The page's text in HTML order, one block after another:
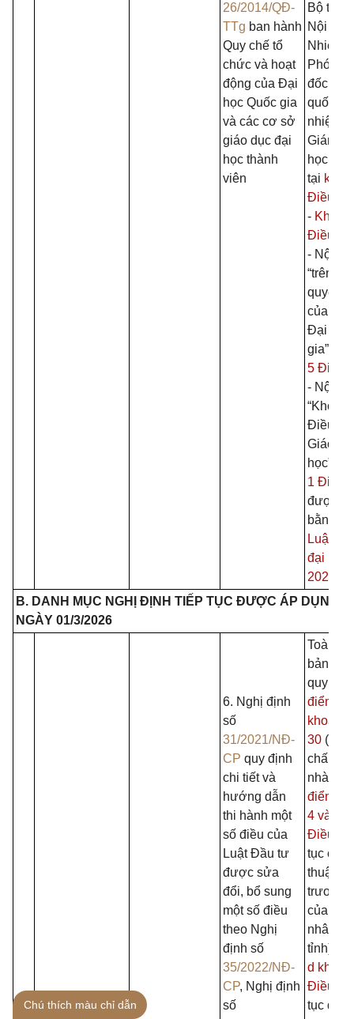
26/2014/QĐ-
TTg ban hành
Quy chế tổ
chức và hoạt
động của Đại
học Quốc gia
và các cơ sở
giáo dục đại
học thành
viên
Bộ
Nội vụ.
Nhiệm
Phó
đốc Đại
quốc
nhiệm
Giám
học
tại
Điều 6.
- Khoản
Điều 6.
- Nội
“trên
quyết
của Hội
Đại học
gia” tại
5 Điều
- Nội
“Khoản
Điều 19
Giáo
học”
1 Điều 9
được
bằng
Luật
đại học
2025
B. DANH MỤC NGHỊ ĐỊNH TIẾP TỤC ĐƯỢC ÁP DỤNG
NGÀY 01/3/2026
6. Nghị định
số
31/2021/NĐ-
CP quy định
chi tiết và
hướng dẫn
thi hành một
số điều của
Luật Đầu tư
được sửa
đổi, bổ sung
một số điều
theo Nghị
định số
35/2022/NĐ-
CP, Nghị định
số
Toàn
bản trừ
quy
điểm d,
khoản
30 (Thủ
chấp
nhà
điểm d
4 và
Điều 33
tục chấp
thuận
trương
của Ủy
nhân
tỉnh);
d
Điều 45
tục
Chú thích màu chỉ dẫn